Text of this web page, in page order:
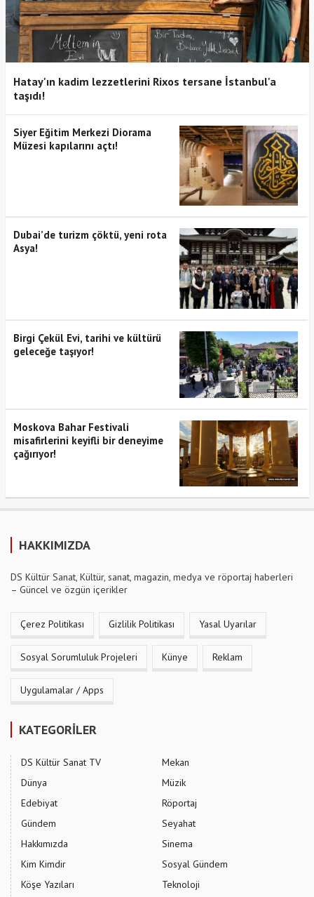
Hatay'ın kadim lezzetlerini Rixos tersane İstanbul'a
taşıdı!
Siyer Eğitim Merkezi Diorama
Müzesi kapılarını açtı!
Dubai’de turizm çöktü, yeni rota
Asya!
Birgi Çekül Evi, tarihi ve kültürü
geleceğe taşıyor!
Moskova Bahar Festivali
misafirlerini keyifli bir deneyime
çağırıyor!
HAKKIMIZDA
DS Kültür Sanat, Kültür, sanat, magazin, medya ve röportaj haberleri
– Güncel ve özgün içerikler
Çerez Politikası Gizlilik Politikası Yasal Uyarılar
Sosyal Sorumluluk Projeleri Künye Reklam
Uygulamalar / Apps
KATEGORİLER
DS Kültür Sanat TV
Dünya
Edebiyat
Gündem
Hakkımızda
Kim Kimdir
Köşe Yazıları
Mekan
Müzik
Röportaj
Seyahat
Sinema
Sosyal Gündem
Teknoloji